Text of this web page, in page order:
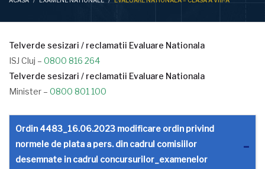
Telverde sesizari / reclamatii Evaluare Nationala
ISJ Cluj – 0800 816 264
Telverde sesizari / reclamatii Evaluare Nationala
Minister – 0800 801 100
Ordin 4483_16.06.2023 modificare ordin privind
normele de plata a pers. din cadrul comisiilor
desemnate in cadrul concursurilor_examenelor